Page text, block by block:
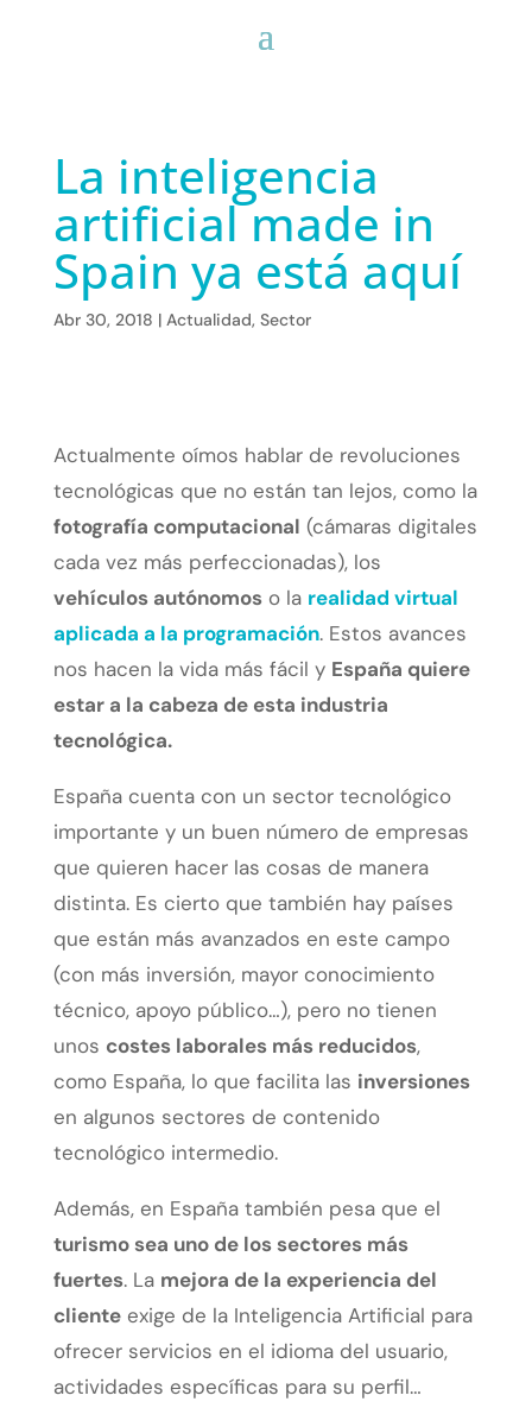
La inteligencia
artificial made in
Spain ya está aquí
Abr 30, 2018 | Actualidad, Sector
Actualmente oímos hablar de revoluciones
tecnológicas que no están tan lejos, como la
fotografía computacional (cámaras digitales
cada vez más perfeccionadas), los
vehículos autónomoso la realidad virtual
aplicada a la programación. Estos avances
nos hacen la vida más fácil y España quiere
estar a la cabeza de esta industria
tecnológica.
España cuenta con un sector tecnológico
importante y un buen número de empresas
que quieren hacer las cosas de manera
distinta. Es cierto que también hay países
que están más avanzados en este campo
(con más inversión, mayor conocimiento
técnico, apoyo público…), pero no tienen
unos costes laborales más reducidos,
como España, lo que facilita las inversiones
en algunos sectores de contenido
tecnológico intermedio.
Además, en España también pesa que el
turismo sea uno de los sectores más
fuertes. La mejora de la experiencia del
clienteexige de la Inteligencia Artificial para
ofrecer servicios en el idioma del usuario,
actividades específicas para su perfil…